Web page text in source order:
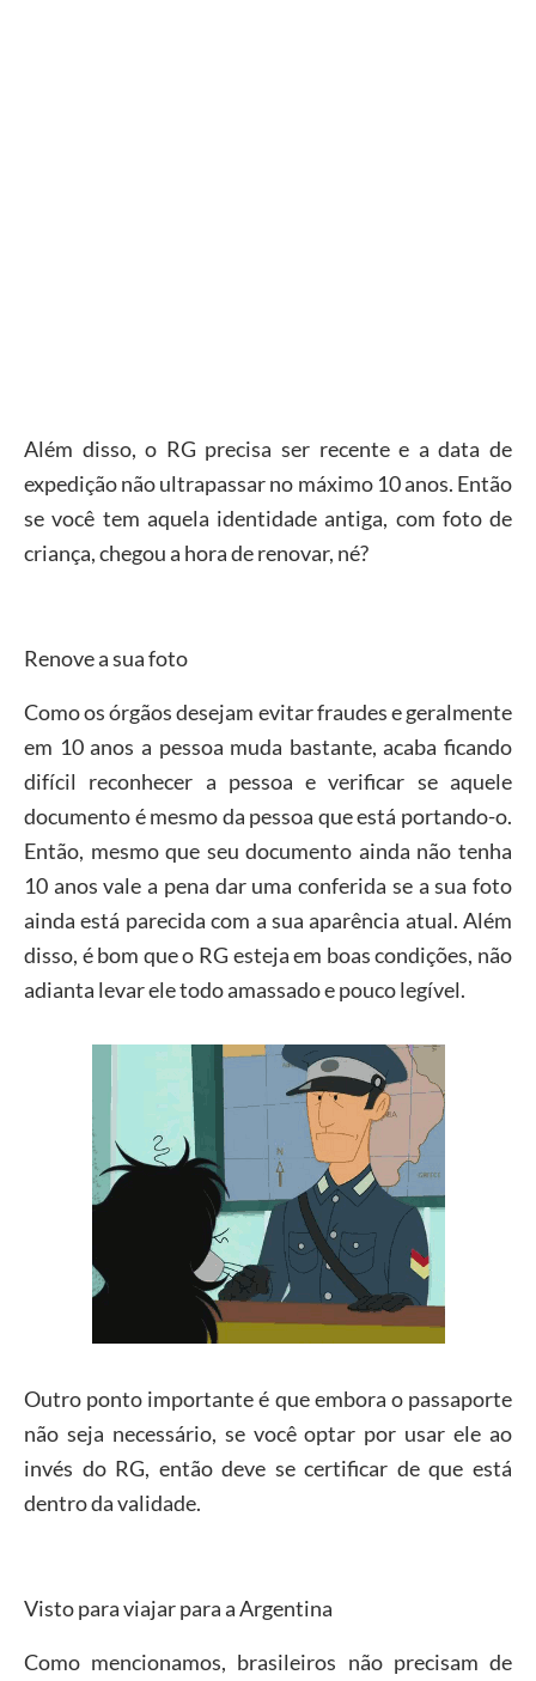
Além disso, o RG precisa ser recente e a data de
expedição não ultrapassar no máximo 10 anos. Então
se você tem aquela identidade antiga, com foto de
criança, chegou a hora de renovar, né?
Renove a sua foto
Como os órgãos desejam evitar fraudes e geralmente
em 10 anos a pessoa muda bastante, acaba ficando
difícil reconhecer a pessoa e verificar se aquele
documento é mesmo da pessoa que está portando-o.
Então, mesmo que seu documento ainda não tenha
10 anos vale a pena dar uma conferida se a sua foto
ainda está parecida com a sua aparência atual. Além
disso, é bom que o RG esteja em boas condições, não
adianta levar ele todo amassado e pouco legível.
Outro ponto importante é que embora o passaporte
não seja necessário, se você optar por usar ele ao
invés do RG, então deve se certificar de que está
dentro da validade.
Visto para viajar para a Argentina
Como mencionamos, brasileiros não precisam de